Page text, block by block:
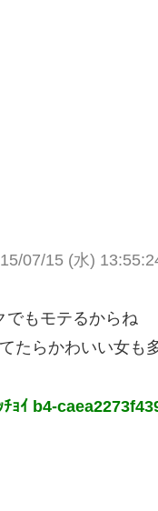
07/15 (水)
でもモテるからね
たらかわいい女も
ｮｲ b4-